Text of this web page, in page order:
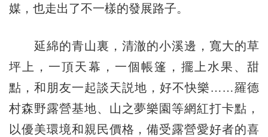
媒，也走出了不一樣的發展路子。
延綿的青山裏，清澈的小溪邊，寬大的草
坪上，一頂天幕，一個帳篷，擺上水果、甜
點，和朋友一起談天説地，好不快樂……羅德
村森野露營基地、山之夢樂園等網紅打卡點，
以優美環境和親民價格，備受露營愛好者的喜